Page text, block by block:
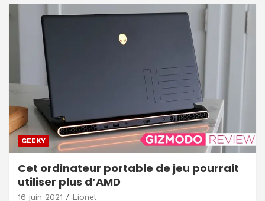
GEEKY
Cet ordinateur portable de jeu pourrait
utiliser plus d’AMD
16 juin 2021 Lionel